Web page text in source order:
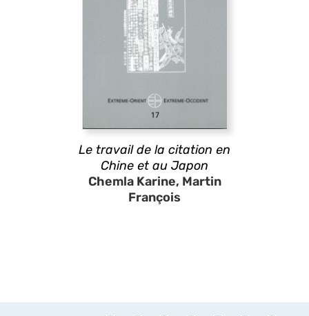
Le travail de la citation en
Chine et au Japon
Chemla Karine, Martin
François